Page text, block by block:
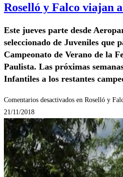
Roselló y Falco viajan
Este jueves parte desde
seleccionado de Juveniles que
Campeonato de Verano de la
Paulista. Las próximas
Infantiles a los restantes
Comentarios desactivados en Roselló y
21/11/2018